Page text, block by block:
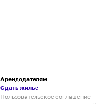
Арендодателям
Сдать жилье
Пользовательское соглашение